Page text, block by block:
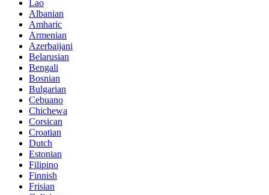
Lao
Albanian
Amharic
Armenian
Azerbaijani
Belarusian
Bengali
Bosnian
Bulgarian
Cebuano
Chichewa
Corsican
Croatian
Dutch
Estonian
Filipino
Finnish
Frisian